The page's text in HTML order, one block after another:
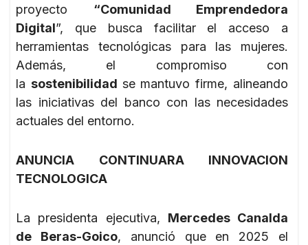
proyecto “Comunidad Emprendedora
Digital”, que busca facilitar el acceso a
herramientas tecnológicas para las mujeres.
Además, el compromiso con
la sostenibilidad se mantuvo firme, alineando
las iniciativas del banco con las necesidades
actuales del entorno.
ANUNCIA CONTINUARA INNOVACION
TECNOLOGICA
La presidenta ejecutiva, Mercedes Canalda
de Beras-Goico, anunció que en 2025 el